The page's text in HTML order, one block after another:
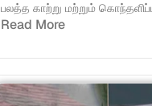
பலத்த காற்று மற்றும்
Read More